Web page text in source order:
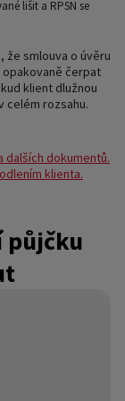
lišit a RPSN se
že smlouva o úvěru
opakovaně čerpat
klient dlužnou
celém rozsahu.
dalších dokumentů.
klienta.
půjčku